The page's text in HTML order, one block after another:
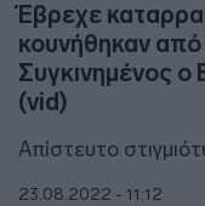
Έβρεχε
κουνήθηκαν από
Συγκινημένος
(vid)
Απίστευτο
23.08.2022 - 11:12